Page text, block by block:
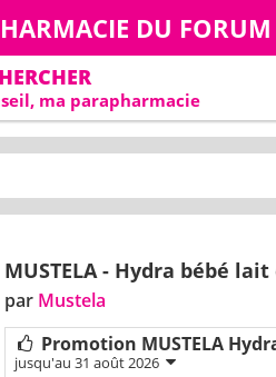
DU FORUM
ma parapharmacie
MUSTELA - Hydra bébé
par Mustela
Promotion MUSTELA
jusqu'au 31 août 2026